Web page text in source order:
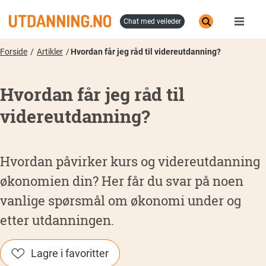
til
hovedinnhold
chat med veileder
Forside Artikler Hvordan får jeg råd til videreutdanning?
Hvordan får jeg råd til
videreutdanning?
Hvordan påvirker kurs og videreutdanning
økonomien din? Her får du svar på noen
vanlige spørsmål om økonomi under og
etter utdanningen.
Lagre i favoritter